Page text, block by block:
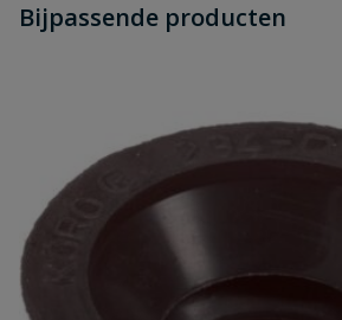
dit product?
Schrijf zelf een beoordeling
Uw waardering:
Bijpassende producten